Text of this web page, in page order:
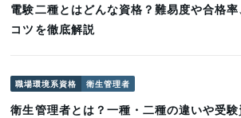
電験二種とはどんな資格？難易度や合格
コツを徹底解説
職場環境系資格 衛生管理者
衛生管理者とは？一種・二種の違いや受